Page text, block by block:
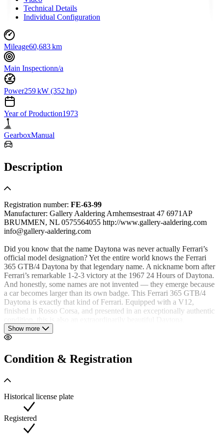
Technical Details
Individual Configuration
Mileage60,683 km
Main Inspectionn/a
Power259 kW (352 hp)
Year of Production1973
GearboxManual
Description
Registration number: FE-63-99
Manufacturer: Gallery Aaldering Arnhemsestraat 47 6971AP
BRUMMEN, NL 0575564055 http://www.gallery-aaldering.com
info@gallery-aaldering.com
Did you know that the name Daytona was never actually Ferrari’s
official model designation? Yet the entire world knows the Ferrari
365 GTB/4 Daytona by that legendary name. A nickname born after
Ferrari’s remarkable 1-2-3 victory at the 1967 24 Hours of Daytona.
And honestly, some names are not invented — they emerge because
a car becomes larger than its own badge. This Ferrari 365 GTB/4
Daytona is exactly that kind of Ferrari. Equipped with a V12,
finished in Rosso Corsa, and presented in an exceptionally authentic
This 365 GTB/4 was delivered through Charles Pozzi SA in 1972
delivered example, finished in what may very well be the most
iconic Ferrari color of all time: Rosso Corsa. The black leather
the unmistakable finish and layout that make the Daytona instantly
This is a highly original and authentic Daytona. Both the exterior
and interior present in remarkably well-preserved overall condition.
The paintwork has a beautiful shine and excellent quality, with
superb panel fit throughout. The correct wheels are in very neat
Show more
Condition & Registration
Historical license plate
Registered